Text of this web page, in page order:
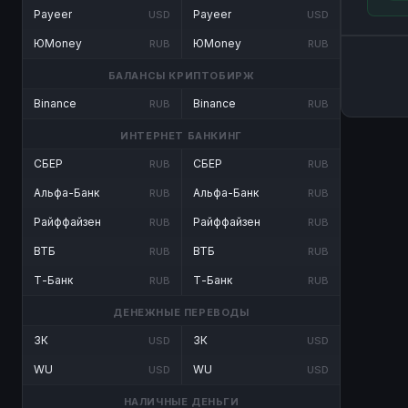
Payeer USD
ЮMoney RUB
Payeer USD
ЮMoney RUB
БАЛАНСЫ КРИПТОБИРЖ
Binance RUB Binance RUB
ИНТЕРНЕТ БАНКИНГ
СБЕР RUB
Альфа-Банк RUB
Райффайзен RUB
ВТБ RUB
Т-Банк RUB
СБЕР RUB
Альфа-Банк RUB
Райффайзен RUB
ВТБ RUB
Т-Банк RUB
ДЕНЕЖНЫЕ ПЕРЕВОДЫ
ЗК USD
WU USD
ЗК USD
WU USD
НАЛИЧНЫЕ ДЕНЬГИ